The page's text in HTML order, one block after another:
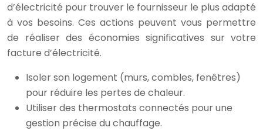
d’électricité pour trouver le fournisseur le plus adapté
à vos besoins. Ces actions peuvent vous permettre
de réaliser des économies significatives sur votre
facture d’électricité.
Isoler son logement (murs, combles, fenêtres)
pour réduire les pertes de chaleur.
Utiliser des thermostats connectés pour une
gestion précise du chauffage.